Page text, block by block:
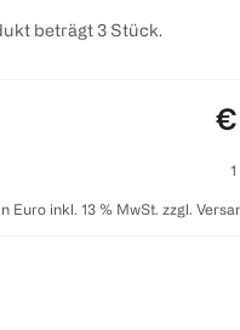
beträgt 3 Stück.
€
Euro inkl. 13 % MwSt. zzgl.